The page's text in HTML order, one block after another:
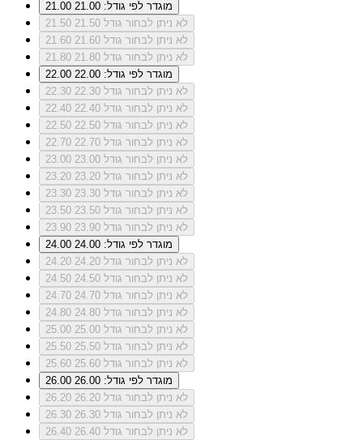
21.00
מוגדר לפי גודל: 21.00
21.50
לא ניתן לבחור גודל 21.50
21.60
לא ניתן לבחור גודל 21.60
21.80
לא ניתן לבחור גודל 21.80
22.00
מוגדר לפי גודל: 22.00
22.30
לא ניתן לבחור גודל 22.30
22.40
לא ניתן לבחור גודל 22.40
22.50
לא ניתן לבחור גודל 22.50
22.70
לא ניתן לבחור גודל 22.70
23.00
לא ניתן לבחור גודל 23.00
23.20
לא ניתן לבחור גודל 23.20
23.30
לא ניתן לבחור גודל 23.30
23.50
לא ניתן לבחור גודל 23.50
23.90
לא ניתן לבחור גודל 23.90
24.00
מוגדר לפי גודל: 24.00
24.20
לא ניתן לבחור גודל 24.20
24.50
לא ניתן לבחור גודל 24.50
24.70
לא ניתן לבחור גודל 24.70
24.80
לא ניתן לבחור גודל 24.80
25.00
לא ניתן לבחור גודל 25.00
25.50
לא ניתן לבחור גודל 25.50
25.60
לא ניתן לבחור גודל 25.60
26.00
מוגדר לפי גודל: 26.00
26.20
לא ניתן לבחור גודל 26.20
26.30
לא ניתן לבחור גודל 26.30
26.40
לא ניתן לבחור גודל 26.40